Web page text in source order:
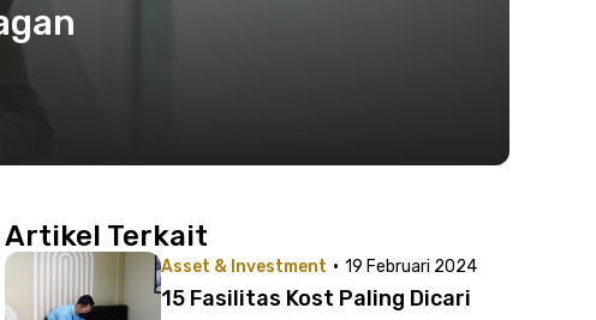
Artikel Terkait
Asset & Investment · 19 Februari 2024
15 Fasilitas Kost Paling Dicari